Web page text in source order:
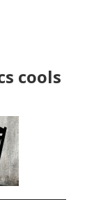
cools
Lecteur
audio